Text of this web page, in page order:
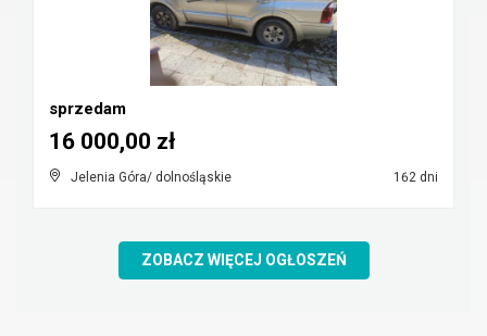
sprzedam
Jelenia Góra/ dolnośląskie 162 dni
16 000,00 zł
ZOBACZ WIĘCEJ OGŁOSZEŃ